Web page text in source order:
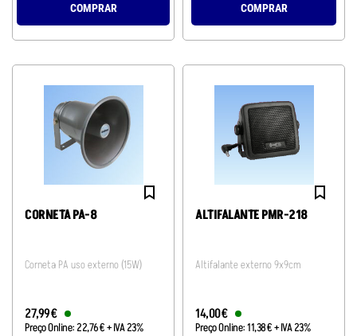
COMPRAR COMPRAR
CORNETA PA-8
Corneta PA uso externo (15W)
27,99€
Preço Online: 22,76€+ IVA 23%
ALTIFALANTE PMR-218
Altifalante externo 9x9cm
14,00€
Preço Online:11,38€+ IVA 23%